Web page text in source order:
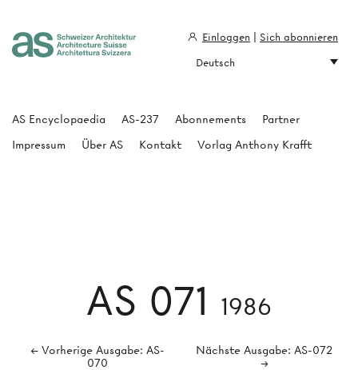
AS 071 1986
← Vorherige Ausgabe: AS-
070
Nächste Ausgabe: AS-072
→
AS Encyclopaedia AS-237 Abonnements
Partner
Impressum
Über AS Kontakt Vorlag Anthony Krafft
Einloggen
Sich abonnieren
Deutsch